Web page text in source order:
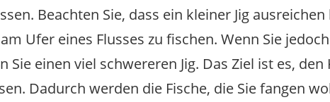
Beachten Sie, dass ein kleiner Jig
Ufer eines Flusses zu fischen. Wenn Sie
Sie einen viel schwereren Jig. Das Ziel ist es,
Dadurch werden die Fische, die Sie fangen